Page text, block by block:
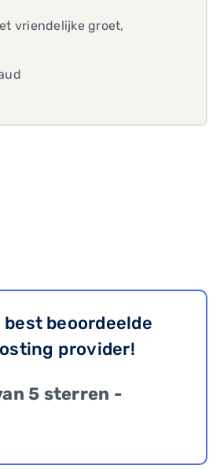
vriendelijke groet,
best beoordeelde
provider!
5 sterren -